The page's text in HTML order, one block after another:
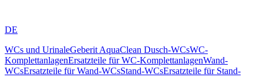
DE
WCs und UrinaleGeberit AquaClean Dusch-WCsWC-
KomplettanlagenErsatzteile für WC-KomplettanlagenWand-
WCsErsatzteile für Wand-WCsStand-WCsErsatzteile für Stand-